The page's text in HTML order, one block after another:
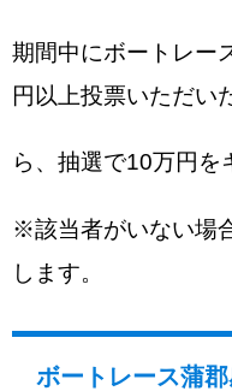
期間中にボートレー
円以上投票いただい
ら、抽選で10万円を
※該当者がいない場
します。
ボートレース蒲